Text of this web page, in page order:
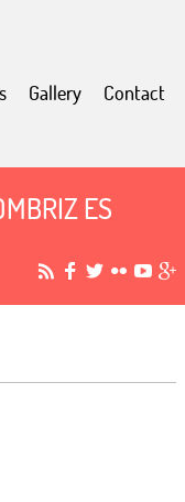
Gallery Contact
ES